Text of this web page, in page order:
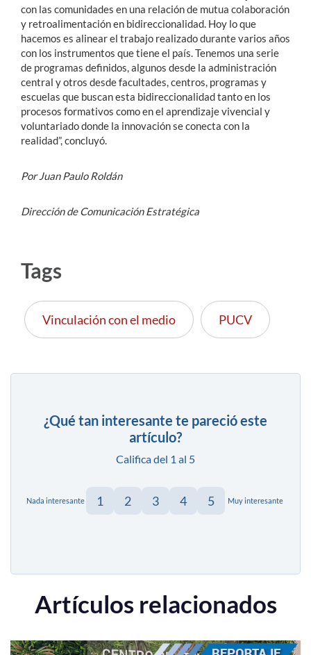
con las comunidades en una relación de mutua colaboración
y retroalimentación en bidireccionalidad. Hoy lo que
hacemos es alinear el trabajo realizado durante varios años
con los instrumentos que tiene el país. Tenemos una serie
de programas definidos, algunos desde la administración
central y otros desde facultades, centros, programas y
escuelas que buscan esta bidireccionalidad tanto en los
procesos formativos como en el aprendizaje vivencial y
voluntariado donde la innovación se conecta con la
realidad”, concluyó.
Por Juan Paulo Roldán
Dirección de Comunicación Estratégica
Tags
Vinculación con el medio PUCV
¿Qué tan interesante te pareció este
artículo?
Califica del 1 al 5
Nada interesante 1 2 3 4 5 Muy interesante
Artículos relacionados